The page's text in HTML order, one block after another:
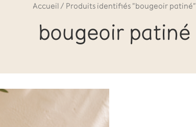
Accueil / Produits identifiés “bougeoir patiné”
bougeoir patiné